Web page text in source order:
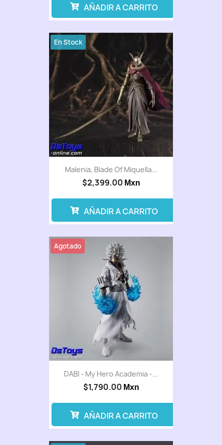
AÑADIR A CARRITO
Malenia, Blade Of Miquella...
$2,399.00 Mxn
En Stock
AÑADIR A CARRITO
DABI - My Hero Academia -...
$1,790.00 Mxn
Agotado
AÑADIR A CARRITO